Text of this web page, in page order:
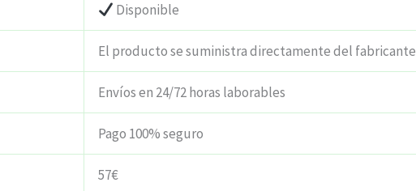
Disponible
El producto se suministra directamente del fabricante
Envíos en 24/72 horas laborables
Pago 100% seguro
57€